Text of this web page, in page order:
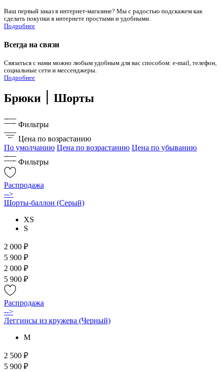
Ваш первый заказ в интернет-магазине? Мы с радостью подскажем как
сделать покупки в интернете простыми и удобными.
Подробнее
Всегда на связи
Связаться с нами можно любым удобным для вас способом: e-mail, телефон,
социальные сети и мессенджеры.
Подробнее
Брюки ׀ Шорты
Фильтры
Цена по возрастанию
По умолчанию Цена по возрастанию Цена по убыванию
Фильтры
Распродажа
-->
Шорты-баллон (Серый)
XS
S
2 000 ₽
5 900 ₽
2 000 ₽
5 900 ₽
Распродажа
-->
Леггинсы из кружева (Черный)
M
2 500 ₽
5 900 ₽